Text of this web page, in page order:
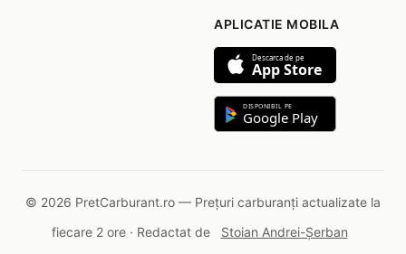
APLICATIE MOBILA
Descarca de pe
App Store
DISPONIBIL PE
Google Play
© 2026 PretCarburant.ro — Prețuri carburanți actualizate la
fiecare 2 ore · Redactat de
Stoian Andrei-Șerban